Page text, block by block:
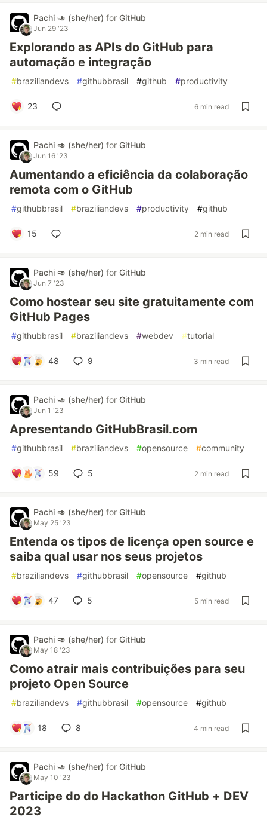
Pachi 🥑 (she/her) for GitHub
Jun 29 '23
Explorando as APIs do GitHub para
automação e integração
#braziliandevs #githubbrasil #github #productivity
23 6 min read
Pachi 🥑 (she/her) for GitHub
Jun 16 '23
Aumentando a eficiência da colaboração
remota com o GitHub
#githubbrasil #braziliandevs #productivity #github
15 2 min read
Pachi 🥑 (she/her) for GitHub
Jun 7 '23
Como hostear seu site gratuitamente com
GitHub Pages
#githubbrasil #braziliandevs #webdev #tutorial
48 9 3 min read
Pachi 🥑 (she/her) for GitHub
Jun 1 '23
Apresentando GitHubBrasil.com
#githubbrasil #braziliandevs #opensource #community
59 5 2 min read
Pachi 🥑 (she/her) for GitHub
May 25 '23
Entenda os tipos de licença open source e
saiba qual usar nos seus projetos
#braziliandevs #githubbrasil #opensource #github
47 5 5 min read
Pachi 🥑 (she/her) for GitHub
May 18 '23
Como atrair mais contribuições para seu
projeto Open Source
#braziliandevs #githubbrasil #opensource #github
18 8 4 min read
Pachi 🥑 (she/her) for GitHub
May 10 '23
Participe do do Hackathon GitHub + DEV
2023